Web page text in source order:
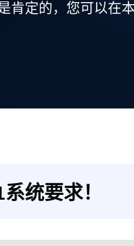
定的，您可以在
统要求！